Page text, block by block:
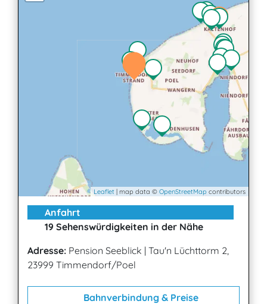
Leaflet | map data © OpenStreetMap contributors
Anfahrt
19 Sehenswürdigkeiten in der Nähe
Adresse: Pension Seeblick | Tau'n Lüchttorm 2,
23999 Timmendorf/Poel
Bahnverbindung & Preise